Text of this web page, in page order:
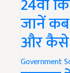
जानें
और कैसे
Government